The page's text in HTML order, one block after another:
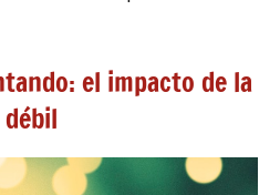
el impacto de la